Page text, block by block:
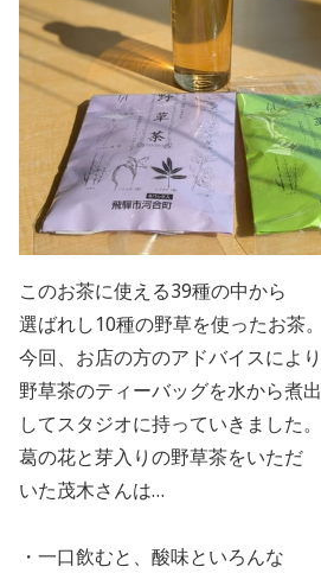
このお茶に使える39種の中から
選ばれし10種の野草を使ったお茶。
今回、お店の方のアドバイスにより
野草茶のティーバッグを水から煮出
してスタジオに持っていきました。
葛の花と芽入りの野草茶をいただ
いた茂木さんは…
・一口飲むと、酸味といろんな